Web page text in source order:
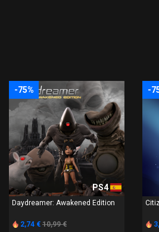
-75%
PS4
Daydreamer: Awakened Edition
2,74 € 10,99 €
-